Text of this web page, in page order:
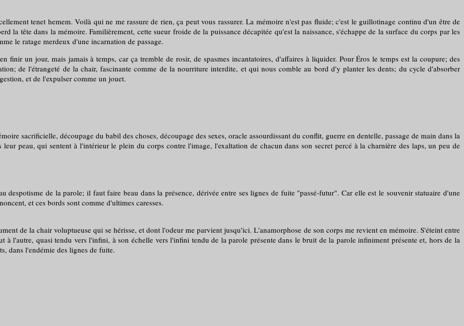
tenet hemem. Voilà qui ne me rassure de rien, ça peut vous rassurer. La mémoire n'est pas fluide; c'est le guillotinage continu d'un être de
la tête dans la mémoire. Familièrement, cette sueur froide de la puissance décapitée qu'est la naissance, s'échappe de la surface du corps par les
le ratage merdeux d'une incarnation de passage.
un jour, mais jamais à temps, car ça tremble de rosir, de spasmes incantatoires, d'affaires à liquider. Pour Éros le temps est la coupure; des
de l'étrangeté de la chair, fascinante comme de la nourriture interdite, et qui nous comble au bord d'y planter les dents; du cycle d'absorber
et de l'expulser comme un jouet.
découpage du babil des choses, découpage des sexes, oracle assourdissant du conflit, guerre en dentelle, passage de main dans la
peau, qui sentent à l'intérieur le plein du corps contre l'image, l'exaltation de chacun dans son secret percé à la charnière des laps, un peu de
de la parole; il faut faire beau dans la présence, dérivée entre ses lignes de fuite "passé-futur". Car elle est le souvenir statuaire d'une
et ces bords sont comme d'ultimes caresses.
de la chair voluptueuse qui se hérisse, et dont l'odeur me parvient jusqu'ici. L'anamorphose de son corps me revient en mémoire. S'éteint entre
à l'autre, quasi tendu vers l'infini, à son échelle vers l'infini tendu de la parole présente dans le bruit de la parole infiniment présente et, hors de la
dans l'endémie des lignes de fuite.